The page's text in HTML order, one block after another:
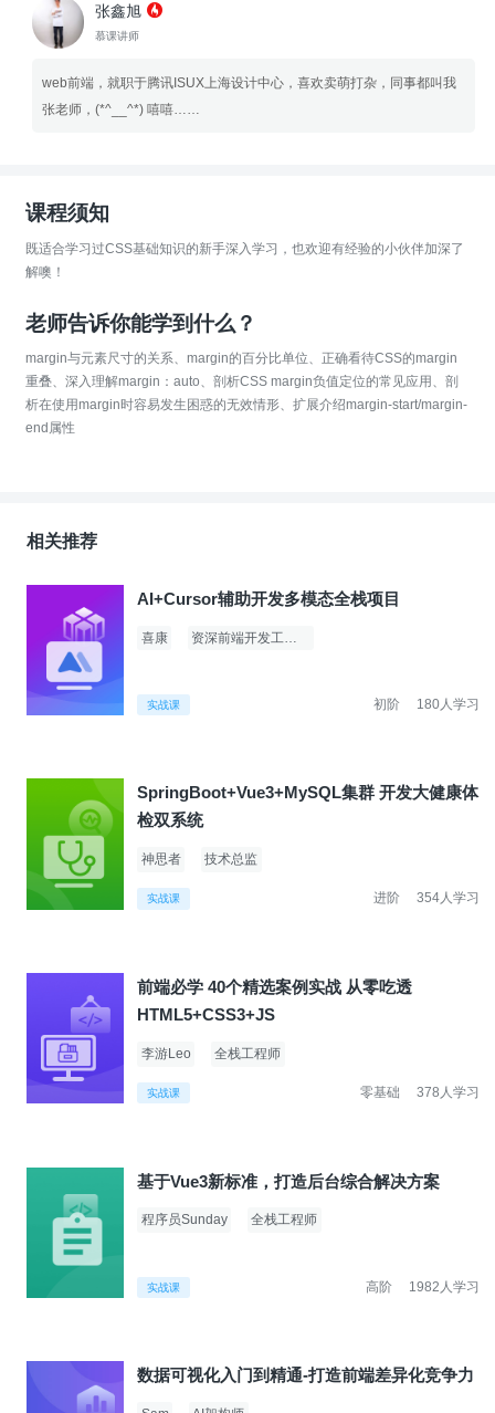
张鑫旭
慕课讲师
web前端，就职于腾讯ISUX上海设计中心，喜欢卖萌打杂，同事都叫我
张老师，(*^__^*) 嘻嘻……
课程须知
既适合学习过CSS基础知识的新手深入学习，也欢迎有经验的小伙伴加深了
解噢！
老师告诉你能学到什么？
margin与元素尺寸的关系、margin的百分比单位、正确看待CSS的margin
重叠、深入理解margin：auto、剖析CSS margin负值定位的常见应用、剖
析在使用margin时容易发生困惑的无效情形、扩展介绍margin-start/margin-
end属性
相关推荐
AI+Cursor辅助开发多模态全栈项目
喜康
实战课 180人学习
初阶
SpringBoot+Vue3+MySQL集群 开发大健康体
检双系统
神思者 技术总监
实战课 354人学习
进阶
前端必学 40个精选案例实战 从零吃透
HTML5+CSS3+JS
李游Leo 全栈工程师
实战课 378人学习
零基础
基于Vue3新标准，打造后台综合解决方案
程序员Sunday 全栈工程师
实战课 1982人学习
高阶
数据可视化入门到精通-打造前端差异化竞争力